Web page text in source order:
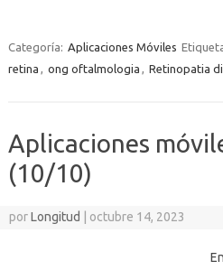
Categoría: Aplicaciones Móviles
retina , ong oftalmologia , Retinopatia
Aplicaciones
(10/10)
porLongitud octubre 14, 2023